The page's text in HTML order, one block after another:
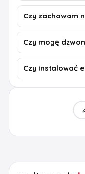
Czy zachowam
Czy mogę
Czy instalować